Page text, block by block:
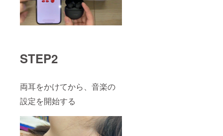
STEP2
両耳をかけてから、音楽の
設定を開始する